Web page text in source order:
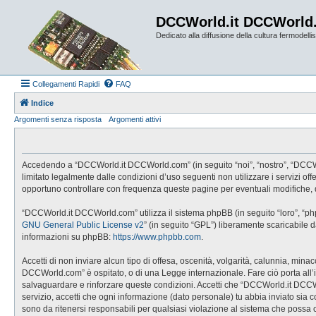
DCCWorld.it
Dedicato alla diffusione della cultura
Collegamenti Rapidi FAQ
Indice
Argomenti senza risposta
Argomenti attivi
Accedendo a “DCCWorld.it DCCWorld.com” (in seguito “noi”, “nostro”,
limitato legalmente dalle condizioni d’uso seguenti non utilizzare i servizi
opportuno controllare con frequenza queste pagine per eventuali
“DCCWorld.it DCCWorld.com” utilizza il sistema phpBB (in seguito “loro”,
GNU General Public License v2” (in seguito “GPL”) liberamente scaricabile
informazioni su phpBB: https://www.phpbb.com.
Accetti di non inviare alcun tipo di offesa, oscenità, volgarità, calunnia,
DCCWorld.com” è ospitato, o di una Legge internazionale. Fare ciò porta
salvaguardare e rinforzare queste condizioni. Accetti che “DCCWorld.it
servizio, accetti che ogni informazione (dato personale) tu abbia inviato sia
sono da ritenersi responsabili per qualsiasi violazione al sistema che possa